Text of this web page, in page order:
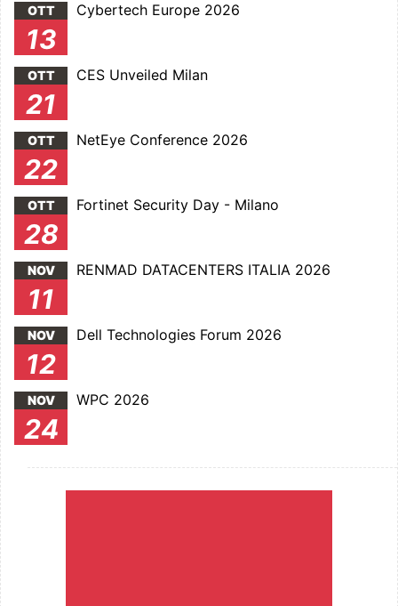
OTT
13
Cybertech Europe 2026
OTT
21
CES Unveiled Milan
OTT
22
NetEye Conference 2026
OTT
28
Fortinet Security Day - Milano
NOV
11
RENMAD DATACENTERS ITALIA 2026
NOV
12
Dell Technologies Forum 2026
NOV
24
WPC 2026